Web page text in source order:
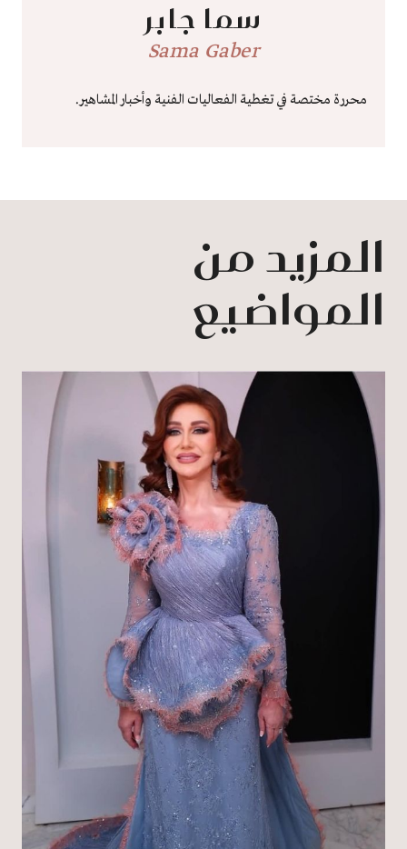
سما جابر
Sama Gaber
محررة مختصة في تغطية الفعاليات الفنية وأخبار المشاهير.
المزيد من
المواضيع